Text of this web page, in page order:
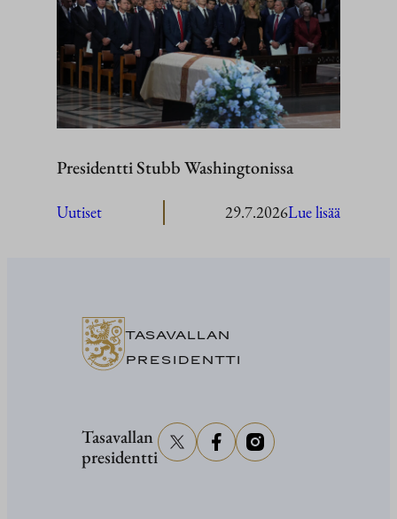
Presidentti Stubb Washingtonissa
Uutiset 29.7.2026Lue lisää
TASAVALLAN
PRESIDENTTI
Tasavallan
presidentti